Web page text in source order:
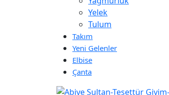
Yelek
Tulum
Takım
Yeni Gelenler
Elbise
Çanta